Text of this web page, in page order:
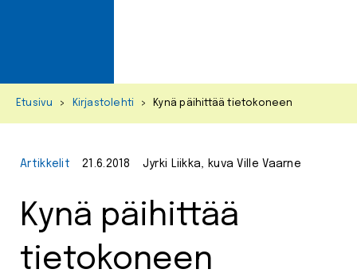
Etusivu > Kirjastolehti > Kynä päihittää tietokoneen
Artikkelit 21.6.2018 Jyrki Liikka, kuva Ville Vaarne
Kynä päihittää
tietokoneen